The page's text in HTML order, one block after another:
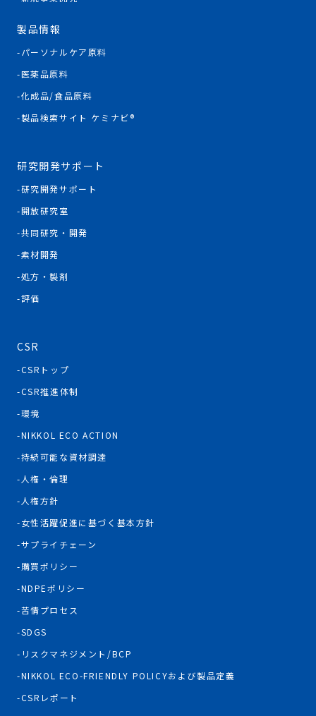
製品情報
パーソナルケア原料
医薬品原料
化成品/食品原料
製品検索サイト ケミナビ®
研究開発サポート
研究開発サポート
開放研究室
共同研究・開発
素材開発
処方・製剤
評価
CSR
CSRトップ
CSR推進体制
環境
NIKKOL ECO ACTION
持続可能な資材調達
人権・倫理
人権方針
女性活躍促進に基づく基本方針
サプライチェーン
購買ポリシー
NDPEポリシー
苦情プロセス
SDGS
リスクマネジメント/BCP
NIKKOL ECO-FRIENDLY POLICYおよび製品定義
CSRレポート